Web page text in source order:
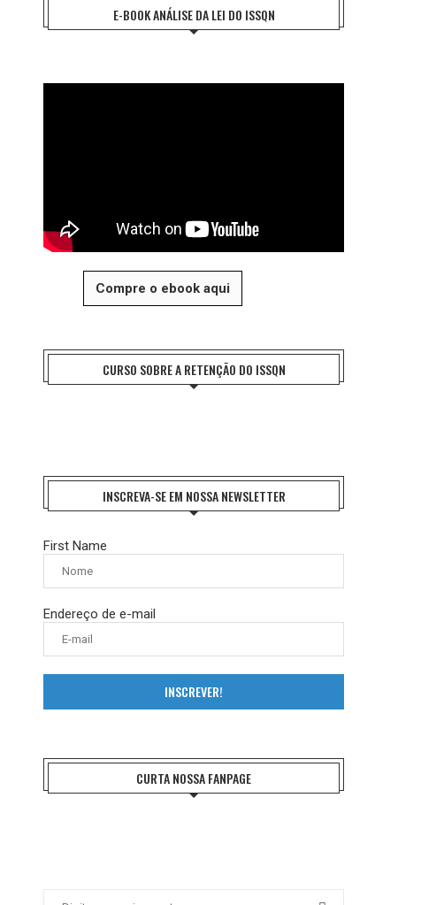
E-BOOK ANÁLISE DA LEI DO ISSQN
Compre o ebook aqui
CURSO SOBRE A RETENÇÃO DO ISSQN
INSCREVA-SE EM NOSSA NEWSLETTER
First Name
Endereço de e-mail
INSCREVER!
CURTA NOSSA FANPAGE